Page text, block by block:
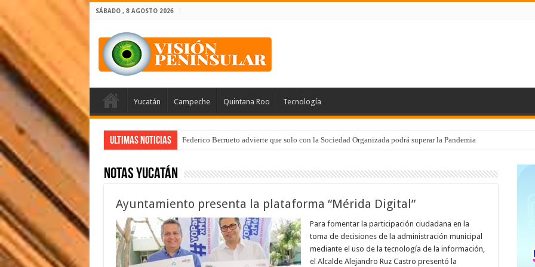
SÁBADO , 8 AGOSTO 2026
Yucatán Campeche Quintana Roo Tecnología
Ultimas Noticias Federico Berrueto advierte que solo con la Sociedad Organizada podrá superar la Pandemia
Notas Yucatán
Ayuntamiento presenta la plataforma “Mérida Digital”
Para fomentar la participación ciudadana en la
toma de decisiones de la administración municipal
mediante el uso de la tecnología de la información,
el Alcalde Alejandro Ruz Castro presentó la